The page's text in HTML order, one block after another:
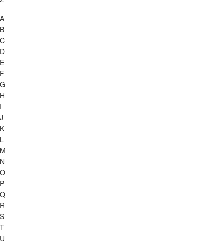
A
B
C
D
E
F
G
H
I
J
K
L
M
N
O
P
Q
R
S
T
U